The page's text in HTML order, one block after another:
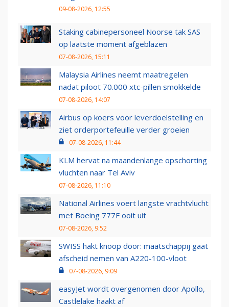
09-08-2026, 12:55
Staking cabinepersoneel Noorse tak SAS
op laatste moment afgeblazen
07-08-2026, 15:11
Malaysia Airlines neemt maatregelen
nadat piloot 70.000 xtc-pillen smokkelde
07-08-2026, 14:07
Airbus op koers voor leverdoelstelling en
ziet orderportefeuille verder groeien
07-08-2026, 11:44
KLM hervat na maandenlange opschorting
vluchten naar Tel Aviv
07-08-2026, 11:10
National Airlines voert langste vrachtvlucht
met Boeing 777F ooit uit
07-08-2026, 9:52
SWISS hakt knoop door: maatschappij gaat
afscheid nemen van A220-100-vloot
07-08-2026, 9:09
easyJet wordt overgenomen door Apollo,
Castlelake haakt af